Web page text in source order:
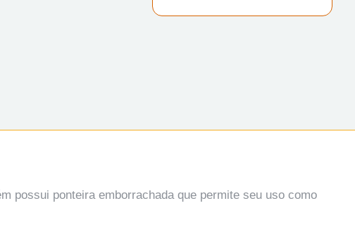
possui ponteira emborrachada que permite seu uso como